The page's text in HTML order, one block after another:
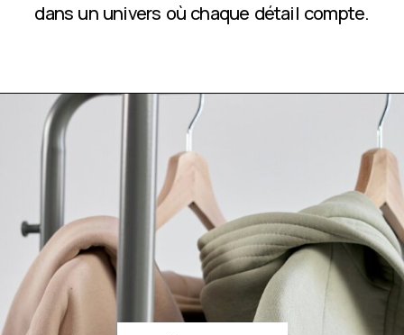
dans un univers où chaque détail compte.